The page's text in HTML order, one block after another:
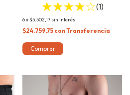
(1)
6x $5.502,17 sin interés
$24.759,75 conTransferencia
Comprar